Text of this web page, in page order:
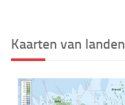
Kaarten van landen